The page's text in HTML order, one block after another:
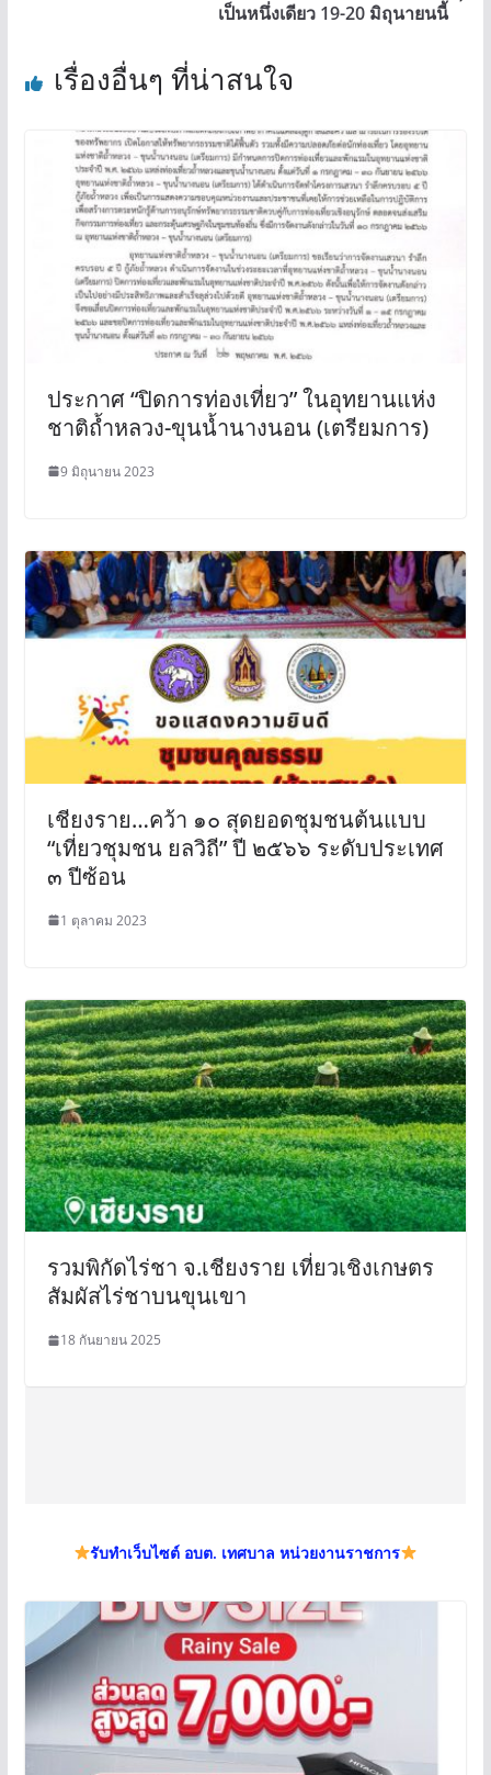
เป็นหนึ่งเดียว 19-20 มิถุนายนนี้
เรื่องอื่นๆ ที่น่าสนใจ
ประกาศ “ปิดการท่องเที่ยว” ในอุทยานแห่ง
ชาติถ้ำหลวง-ขุนน้ำนางนอน (เตรียมการ)
9 มิถุนายน 2023
เชียงราย…คว้า ๑๐ สุดยอดชุมชนต้นแบบ
“เที่ยวชุมชน ยลวิถี” ปี ๒๕๖๖ ระดับประเทศ
๓ ปีซ้อน
1 ตุลาคม 2023
รวมพิกัดไร่ชา จ.เชียงราย เที่ยวเชิงเกษตร
สัมผัสไร่ชาบนขุนเขา
18 กันยายน 2025
รับทำเว็บไซต์ อบต. เทศบาล หน่วยงานราชการ